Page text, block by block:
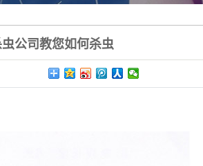
公司教您如何杀虫